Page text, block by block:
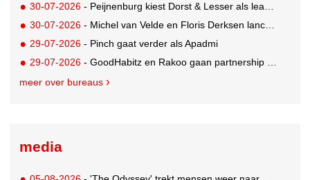
30-07-2026 - Peijnenburg kiest Dorst & Lesser als lead social agency
30-07-2026 - Michel van Velde en Floris Derksen lanceren I.C.Y. group: drie specialistische bureaus, één visie op groei
29-07-2026 - Pinch gaat verder als Apadmi
29-07-2026 - GoodHabitz en Rakoo gaan partnership aan voor geïntegreerde talentontwikkeling
meer over bureaus
media